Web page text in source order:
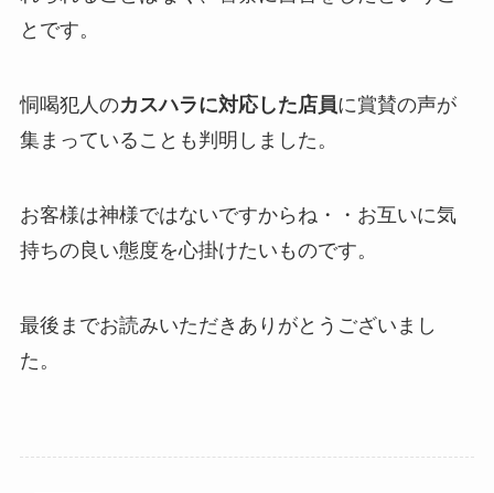
とです。
恫喝犯人のカスハラに対応した店員に賞賛の声が
集まっていることも判明しました。
お客様は神様ではないですからね・・お互いに気
持ちの良い態度を心掛けたいものです。
最後までお読みいただきありがとうございまし
た。